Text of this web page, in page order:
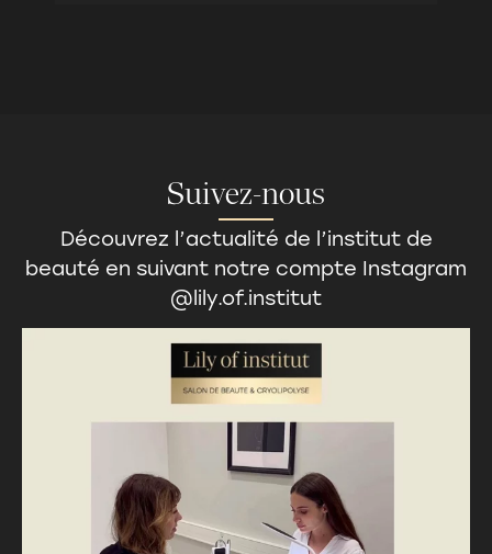
Suivez-nous
Découvrez l’actualité de l’institut de
beauté en suivant notre compte Instagram
@lily.of.institut